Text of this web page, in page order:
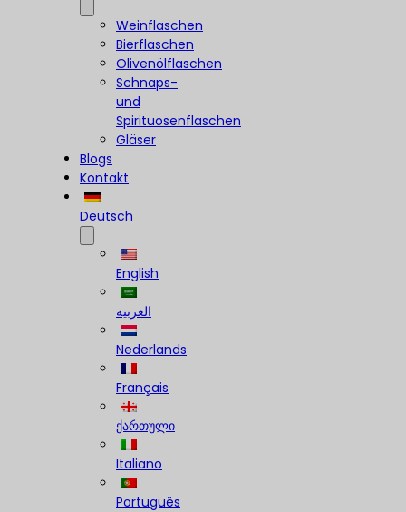
Weinflaschen
Bierflaschen
Olivenölflaschen
Schnaps-
und
Spirituosenflaschen
Gläser
Blogs
Kontakt
Deutsch
English
العربية
Nederlands
Français
ქართული
Italiano
Português